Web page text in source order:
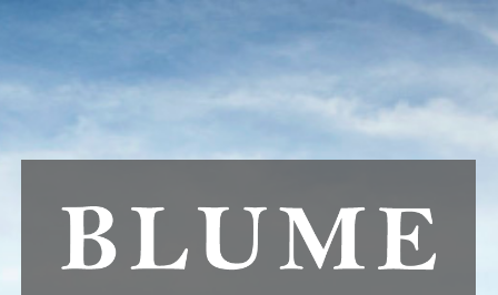
Usamos cookies para ofrecer una mejor experiencia que le
utilizando o desactivarlas en AJUSTES.
Aceptar Ajustes